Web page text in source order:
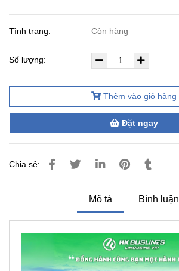
Tình trạng: Còn hàng
Số lượng:
Thêm vào giỏ hàng
Đặt ngay
Chia sẻ:
Mô tả Bình luận